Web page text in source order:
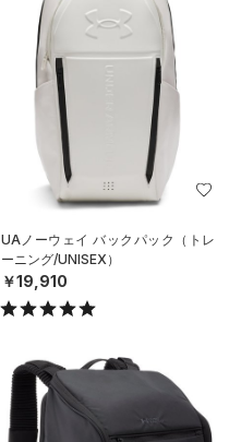
UAノーウェイ バックパック（トレ
ーニング/UNISEX）
￥19,910